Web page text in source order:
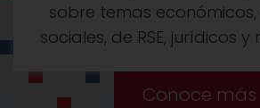
sobre temas económicos,
sociales, de RSE, jurídicos
Conoce más